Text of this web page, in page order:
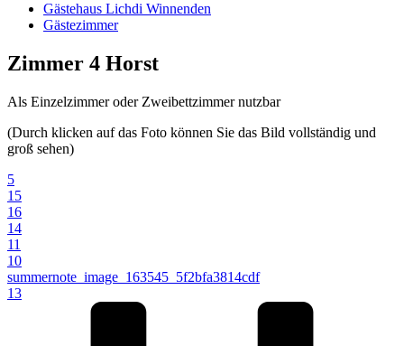
Gästehaus Lichdi Winnenden
Gästezimmer
Zimmer 4 Horst
Als Einzelzimmer oder Zweibettzimmer nutzbar
(Durch klicken auf das Foto können Sie das Bild vollständig und
groß sehen)
5
15
16
14
11
10
summernote_image_163545_5f2bfa3814cdf
13